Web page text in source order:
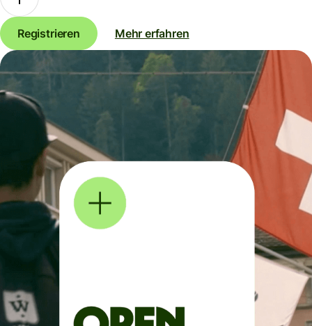
Registrieren Mehr erfahren